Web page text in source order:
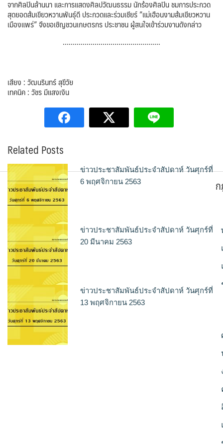
จากศิลปินล้านนา และการแสดงศิลปวัฒนธรรม นักร้องศิลปิน ชมการประกวด
สุดยอดส้มเขียวหวานพันธุ์ดี ประกวดและร่วมเชียร์ ”แม่เฮือนงามส้มเขียวหวาน
เมืองแพร่” จึงขอเชิญชวนเกษตรกร ประชาชน ผู้สนใจเข้าร่วมงานดังกล่าว
………………………………………….
เสียง : วัฒนรินทร์ สุขีวัย
เทคนิค : วัชร มีแสงเงิน
Related Posts
ข่าวประชาสัมพันธ์ประจำสัปดาห์ วันศุกร์ที่
6 พฤศจิกายน 2563
ข่าวประชาสัมพันธ์ประจำสัปดาห์ วันศุกร์ที่
20 มีนาคม 2563
ข่าวประชาสัมพันธ์ประจำสัปดาห์ วันศุกร์ที่
13 พฤศจิกายน 2563